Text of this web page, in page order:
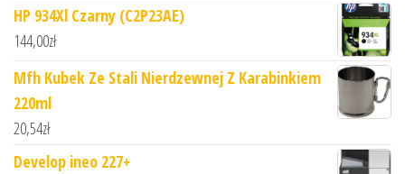
HP 934Xl Czarny (C2P23AE)
144,00zł
Mfh Kubek Ze Stali Nierdzewnej Z Karabinkiem
220ml
20,54zł
Develop ineo 227+